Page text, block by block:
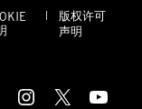
版权许可
声明
Instagram X YouTube